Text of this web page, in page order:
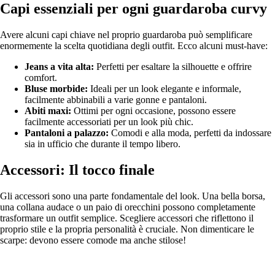
Capi essenziali per ogni guardaroba curvy
Avere alcuni capi chiave nel proprio guardaroba può semplificare
enormemente la scelta quotidiana degli outfit. Ecco alcuni must-have:
Jeans a vita alta: Perfetti per esaltare la silhouette e offrire
comfort.
Bluse morbide: Ideali per un look elegante e informale,
facilmente abbinabili a varie gonne e pantaloni.
Abiti maxi: Ottimi per ogni occasione, possono essere
facilmente accessoriati per un look più chic.
Pantaloni a palazzo: Comodi e alla moda, perfetti da indossare
sia in ufficio che durante il tempo libero.
Accessori: Il tocco finale
Gli accessori sono una parte fondamentale del look. Una bella borsa,
una collana audace o un paio di orecchini possono completamente
trasformare un outfit semplice. Scegliere accessori che riflettono il
proprio stile e la propria personalità è cruciale. Non dimenticare le
scarpe: devono essere comode ma anche stilose!